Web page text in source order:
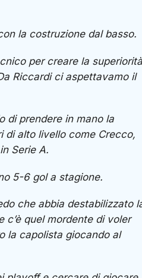
la costruzione dal basso.
per creare la superiorità
Riccardi ci aspettavamo il
di prendere in mano la
di alto livello come Crecco,
Serie A.
5-6 gol a stagione.
che abbia destabilizzato
c’è quel mordente di voler
la capolista giocando al